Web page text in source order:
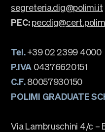
English
Italiano
segreteria.dig@polimi.it
PEC:
Tel.+39 02 2399 4000
P.IVA 04376620151
C.F.80057930150
POLIMI GRADUATE
Via Lambruschini 4/c –